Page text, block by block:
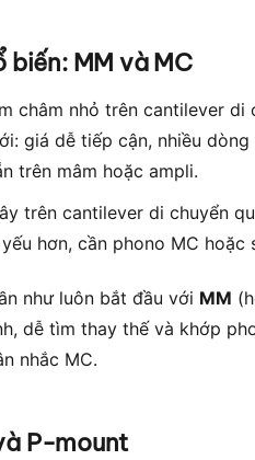
MM và MC
châm nhỏ trên cantilever
giá dễ tiếp cận, nhiều
trên mâm hoặc ampli.
trên cantilever di chuyển
hơn, cần phono MC hoặc
như luôn bắt đầu với MM
dễ tìm thay thế và khớp
nhắc MC.
P-mount